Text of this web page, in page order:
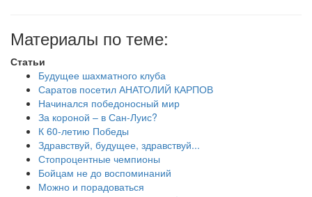
Материалы по теме:
Статьи
Будущее шахматного клуба
Саратов посетил АНАТОЛИЙ КАРПОВ
Начинался победоносный мир
За короной – в Сан-Луис?
К 60-летию Победы
Здравствуй, будущее, здравствуй...
Стопроцентные чемпионы
Бойцам не до воспоминаний
Можно и порадоваться